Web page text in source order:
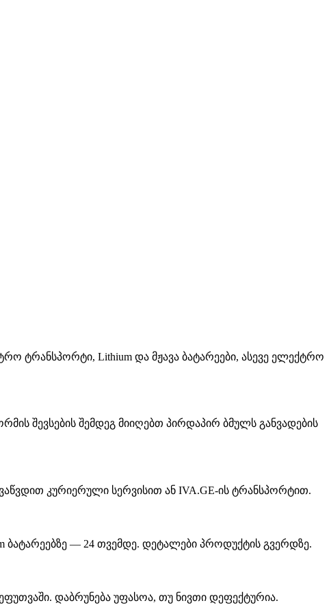
ტრანსპორტი, Lithium და მჟავა ბატარეები, ასევე ელექტრო
შევსების შემდეგ მიიღებთ პირდაპირ ბმულს განვადების
კურიერული სერვისით ან IVA.GE-ის ტრანსპორტით.
ბატარეებზე — 24 თვემდე. დეტალები პროდუქტის გვერდზე.
დაბრუნება უფასოა, თუ ნივთი დეფექტურია.